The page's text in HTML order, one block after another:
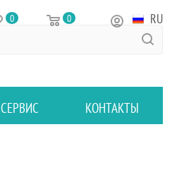
0 0 RU
СЕРВИС КОНТАКТЫ